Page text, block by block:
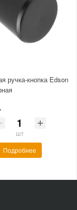
ручка-кнопка Edson
шт
Подробнее